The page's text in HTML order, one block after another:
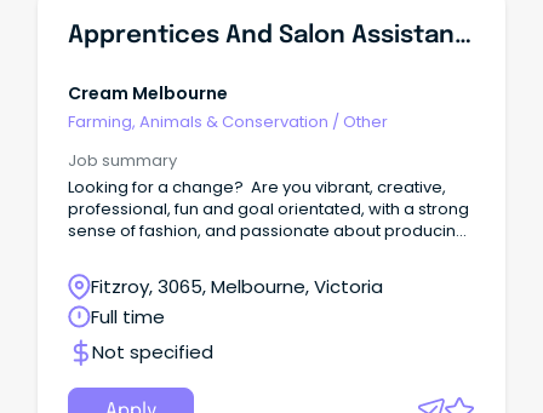
Apprentices And Salon Assistants
Cream Melbourne
Farming, Animals & Conservation / Other
Job summary
Looking for a change? Are you vibrant, creative,
professional, fun and goal orientated, with a strong
sense of fashion, and passionate about producing
Fitzroy, 3065, Melbourne, Victoria
Full time
Not specified